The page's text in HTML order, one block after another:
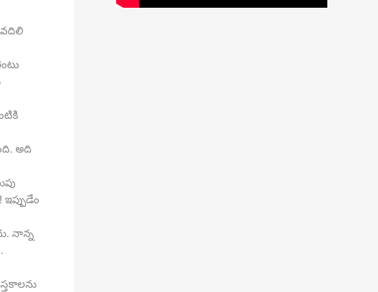
వదిలి
అది
నాన్న